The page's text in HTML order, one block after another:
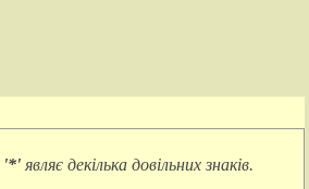
'*' являє декілька довільних знаків.